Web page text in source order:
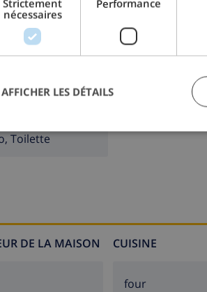
Toilette Salle de bain 2:
Toilette
DE LA MAISON CUISINE
four
Strictement
nécessaires
Performance
AFFICHER LES DÉTAILS